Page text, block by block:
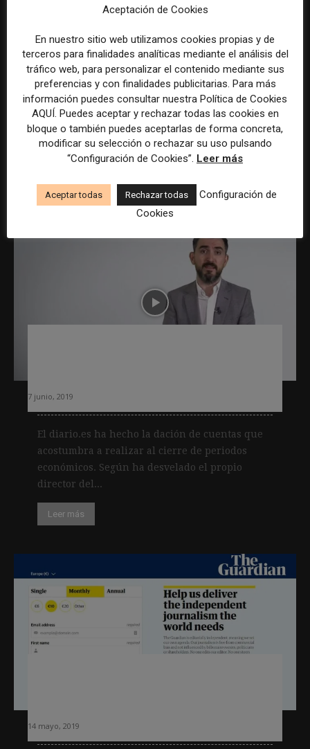
podcast, con audios inéditos
8 junio, 2019
Las investigaciones del caso Cifuentes van a
convertirse en un podcast en eldiario.es. En
marzo de 2018, eldiario.es destapó una trama de
títulos de máster irregulares en una...
Leer más
7 junio, 2019
El diario.es ha hecho la dación de cuentas que
acostumbra a realizar al cierre de periodos
económicos. Según ha desvelado el propio
director del...
Leer más
14 mayo, 2019
Aceptación de Cookies
En nuestro sitio web utilizamos cookies propias y de
terceros para finalidades analíticas mediante el análisis del
tráfico web, para personalizar el contenido mediante sus
preferencias y con finalidades publicitarias. Para más
información puedes consultar nuestra Política de Cookies
AQUÍ. Puedes aceptar y rechazar todas las cookies en
bloque o también puedes aceptarlas de forma concreta,
modificar su selección o rechazar su uso pulsando
“Configuración de Cookies”. Leer más
Aceptar todas Rechazar todas
Configuración de
Cookies